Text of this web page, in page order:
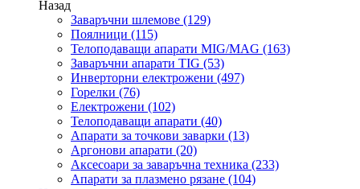
Назад
Заваръчни шлемове (129)
Поялници (115)
Телоподаващи апарати MIG/MAG (163)
Заваръчни апарати TIG (53)
Инверторни електрожени (497)
Горелки (76)
Електрожени (102)
Телоподаващи апарати (40)
Апарати за точкови заварки (13)
Аргонови апарати (20)
Аксесоари за заваръчна техника (233)
Апарати за плазмено рязане (104)